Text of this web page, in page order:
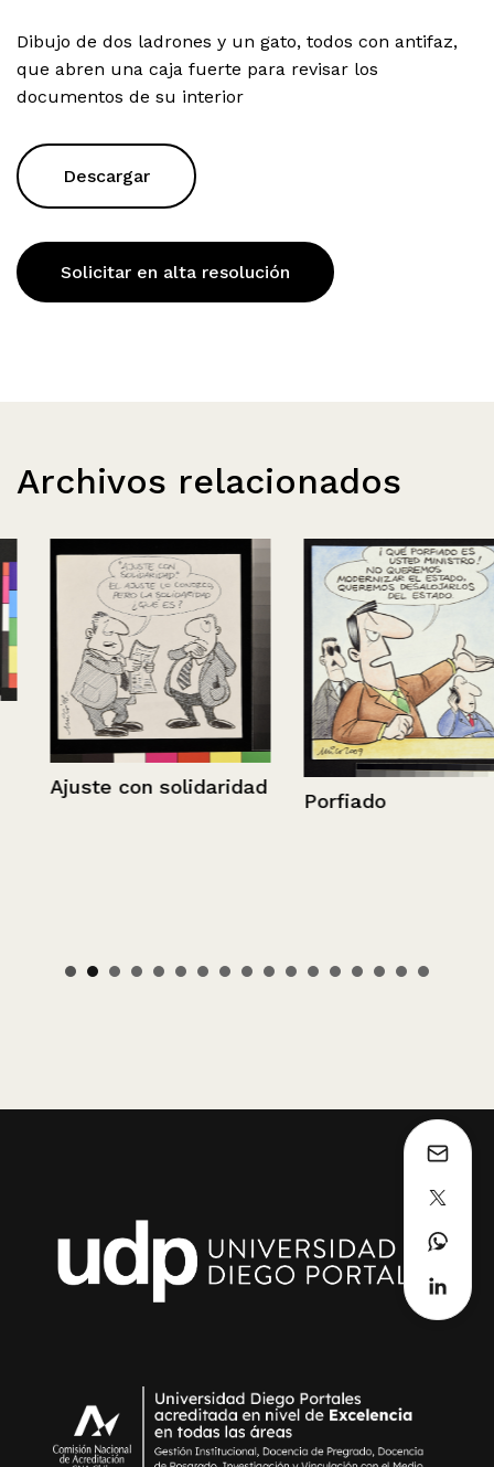
Dibujo de dos ladrones y un gato, todos con antifaz,
que abren una caja fuerte para revisar los
documentos de su interior
Descargar
Solicitar en alta resolución
Archivos relacionados
Ajuste con solidaridad
Porfiado